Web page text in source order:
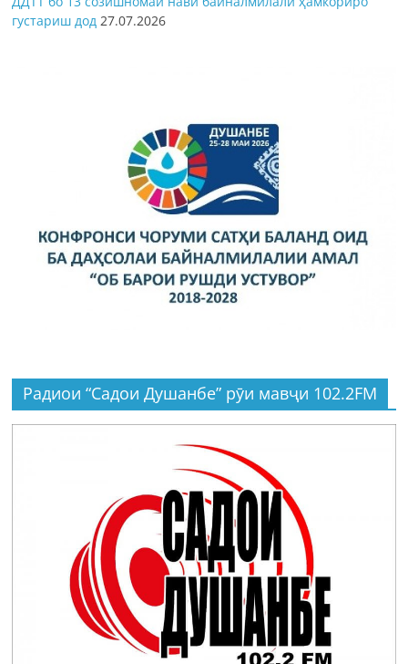
густариш дод 27.07.2026
Радиои “Садои Душанбе” рӯи мавҷи 102.2FM